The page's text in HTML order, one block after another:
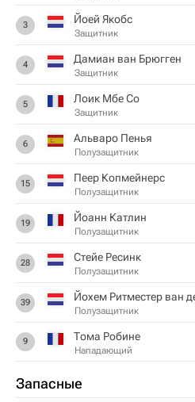
3 Йоей Якобс
Защитник
4 Дамиан ван Брюгген
Защитник
5 Лоик Мбе Со
Защитник
6 Альваро Пенья
Полузащитник
15 Пеер Копмейнерс
Полузащитник
19 Йоанн Катлин
Полузащитник
28 Стейе Ресинк
Полузащитник
39 Йохем Ритместер ван
Полузащитник
9 Тома Робине
Нападающий
Запасные